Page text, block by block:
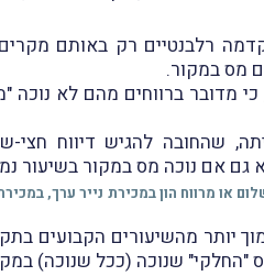
רלבנטיים רק באותם מקרים
מס במקור.
מדובר ברווחים מהם לא
שהחובה להגיש דיווח
אם נוכה מס במקור בשיעור
מרווח הון במכירת נייר ערך, במכירת
יותר מהשיעורים הקבועים
שנוכה (ככל שנוכה)